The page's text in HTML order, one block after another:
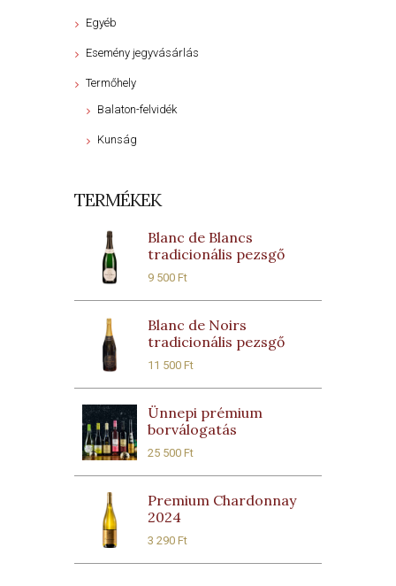
Egyéb
Esemény jegyvásárlás
Termőhely
Balaton-felvidék
Kunság
TERMÉKEK
Blanc de Blancs
tradicionális pezsgő
9 500Ft
Blanc de Noirs
tradicionális pezsgő
11 500Ft
Ünnepi prémium
borválogatás
25 500Ft
Premium Chardonnay
2024
3 290Ft